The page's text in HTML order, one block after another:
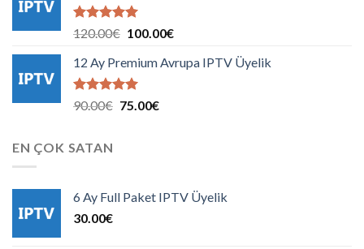
5 üzerinden
aldı
120.00€ Orijinal
120.00€.
100.00€Şu
fiyat:
12 Ay Premium Avrupa IPTV Üyelik
5 üzerinden
90.00€ Orijinal
75.00€Şu
EN ÇOK SATAN
6 Ay Full Paket IPTV Üyelik
30.00€